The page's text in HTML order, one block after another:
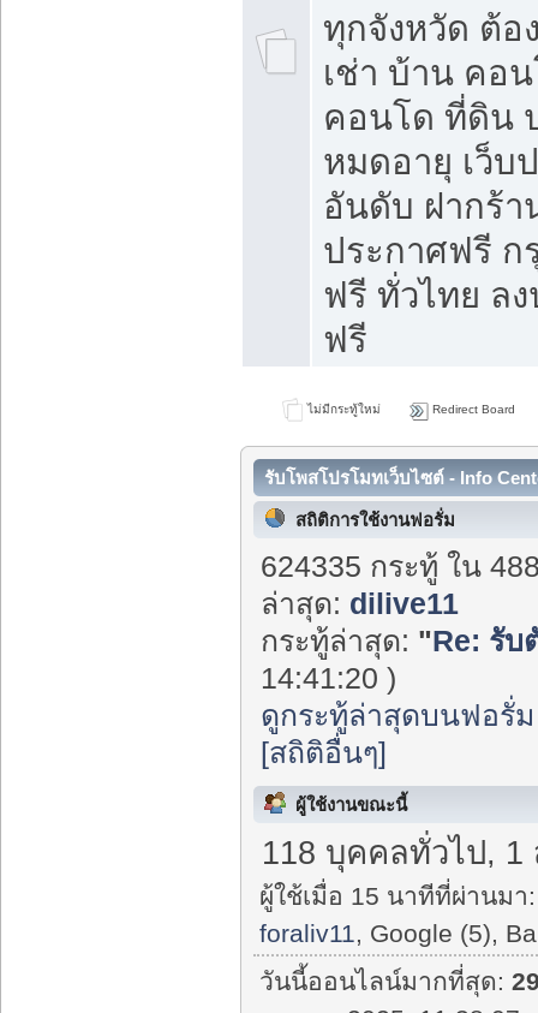
ทุกจังหวัด ต้อ
เช่า บ้าน คอ
คอนโด ที่ดิน
หมดอายุ เว็บ
อันดับ ฝากร้า
ประกาศฟรี ก
ฟรี ทั่วไทย ล
ฟรี
ไม่มีกระทู้ใหม่ Redirect Board
รับโพสโปรโมทเว็บไซต์ - Info
สถิติการใช้งานฟอรั่ม
624335 กระทู้ ใน
ล่าสุด: dilive11
กระทู้ล่าสุด: "Re: รับ
14:41:20 )
ดูกระทู้ล่าสุดบนฟอรั่ม
[สถิติอื่นๆ]
ผู้ใช้งานขณะนี้
118 บุคคลทั่วไป, 1
ผู้ใช้เมื่อ 15 นาทีที่ผ่านมา:
foraliv11, Google (5),
วันนี้ออนไลน์มากที่สุด: